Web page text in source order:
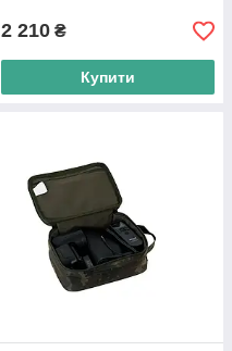
2 210 ₴
Купити